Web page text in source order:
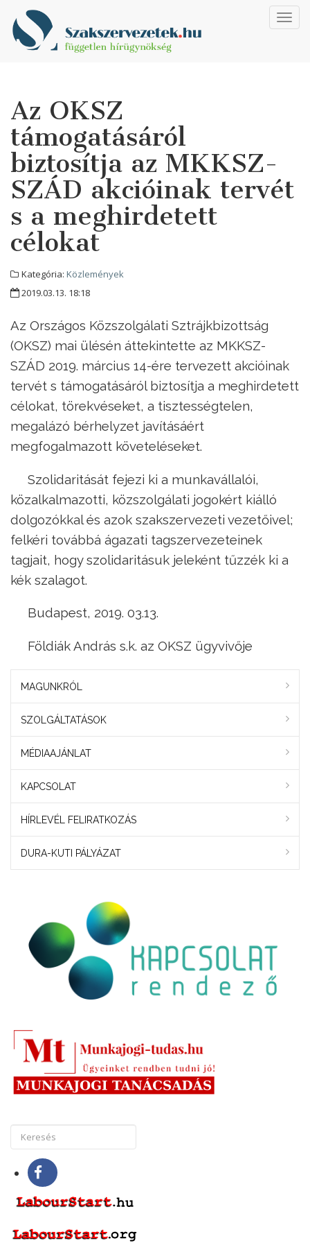
Az OKSZ
támogatásáról
biztosítja az MKKSZ-
SZÁD akcióinak tervét
s a meghirdetett
célokat
Kategória: Közlemények
2019.03.13. 18:18
Az Országos Közszolgálati Sztrájkbizottság
(OKSZ) mai ülésén áttekintette az MKKSZ-
SZÁD 2019. március 14-ére tervezett akcióinak
tervét s támogatásáról biztosítja a meghirdetett
célokat, törekvéseket, a tisztességtelen,
megalázó bérhelyzet javításáért
megfogalmazott követeléseket.
Szolidaritását fejezi ki a munkavállalói,
közalkalmazotti, közszolgálati jogokért kiálló
dolgozókkal és azok szakszervezeti vezetőivel;
felkéri továbbá ágazati tagszervezeteinek
tagjait, hogy szolidaritásuk jeleként tűzzék ki a
kék szalagot.
Budapest, 2019. 03.13.
Földiák András s.k. az OKSZ ügyvivője
MAGUNKRÓL
SZOLGÁLTATÁSOK
MÉDIAAJÁNLAT
KAPCSOLAT
HÍRLEVÉL FELIRATKOZÁS
DURA-KUTI PÁLYÁZAT